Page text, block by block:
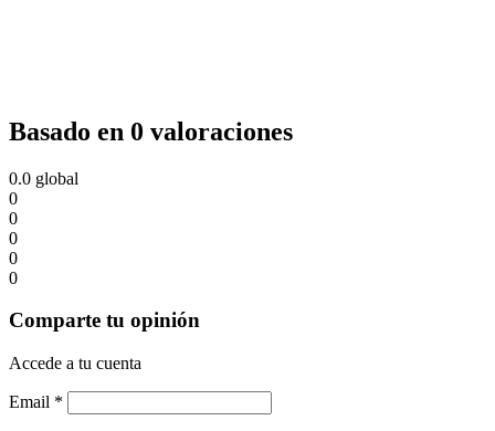
Basado en 0 valoraciones
0.0 global
0
0
0
0
0
Comparte tu opinión
Accede a tu cuenta
Email *